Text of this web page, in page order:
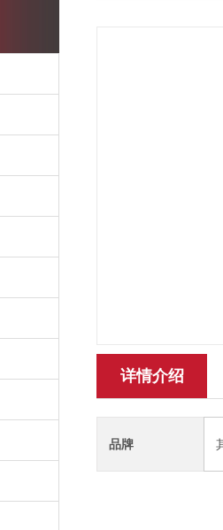
详情介绍
品牌